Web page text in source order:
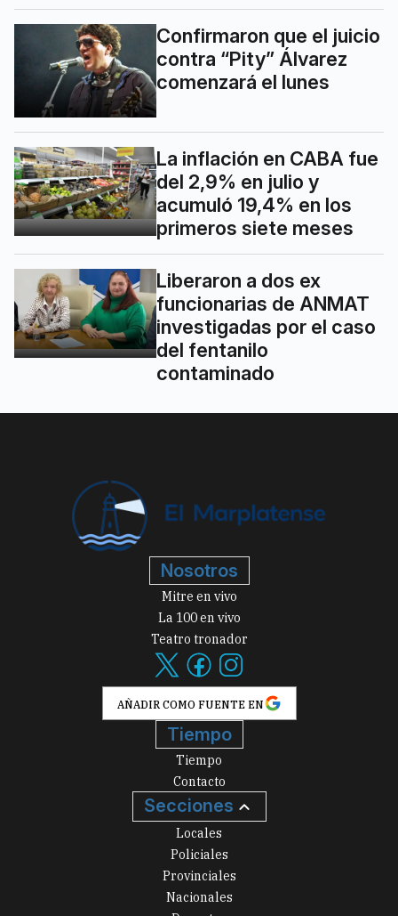
Confirmaron que el juicio
contra “Pity” Álvarez
comenzará el lunes
La inflación en CABA fue
del 2,9% en julio y
acumuló 19,4% en los
primeros siete meses
Liberaron a dos ex
funcionarias de ANMAT
investigadas por el caso
del fentanilo
contaminado
Nosotros
Mitre en vivo
La 100 en vivo
Teatro tronador
AÑADIR COMO FUENTE EN
Tiempo
Tiempo
Contacto
Secciones
Locales
Policiales
Provinciales
Nacionales